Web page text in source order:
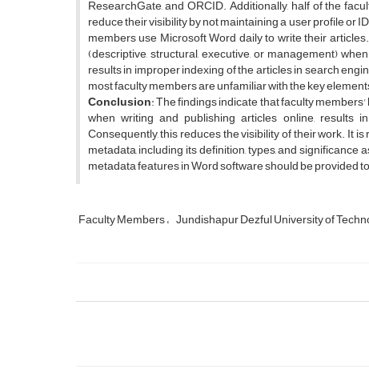
ResearchGate, and ORCID. Additionally, half of the
reduce their visibility by not maintaining a user profile or
members use Microsoft Word daily to write their
(descriptive, structural, executive, or management)
results in improper indexing of the articles in search
most faculty members are unfamiliar with the key
Conclusion: The findings indicate that faculty
when writing and publishing articles online, results
Consequently, this reduces the visibility of their work. It
metadata, including its definition, types, and
metadata features in Word software should be provided
Faculty Members Jundishapur Dezful University of